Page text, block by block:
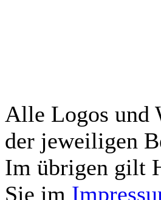
Alle Logos und
der jeweiligen
Im übrigen gilt
Sie im